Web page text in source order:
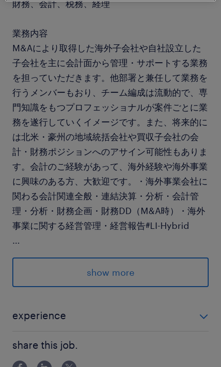
財務、会計、税務、経理
業務内容
M&Aにより取得した海外子会社や自社設立した
子会社を主に会計面から管理・サポートする業務
を担っていただきます。他部署と兼任して業務を
行うメンバーもおり、チーム編成は流動的で、専
門知識をもつプロフェッショナルが案件ごとに業
務を遂行していくイメージです。また、将来的に
は北米・豪州の地域統括会社や買収子会社の会
計・財務ポジションへのアサイン可能性もありま
す。会計のご経験があって、海外経験や海外事業
に興味のある方、大歓迎です。・海外事業会社に
関わる会計関連全般・連結決算・分析・会計管
理・分析・財務企画・財務DD（M&A時）・海外
事業に関する経営管理・経営報告#LI-Hybrid
...
求められる経験
・ 事業会社のグローバル本社や地域統括法人、
海外現地事業会社での海外事業管理・連結決算・
・ または会計事務所、コンサルティング・アド
・ ビジネスレベルの英語力（読み書き会話）
・ 資料作成力・プレゼン力など、所謂コンサル
show more
experience
現地事業会社での海外事業管理・連結決算・経理財
務・税務業務経験 ・ または会計事務所、コンサルテ
share this job.